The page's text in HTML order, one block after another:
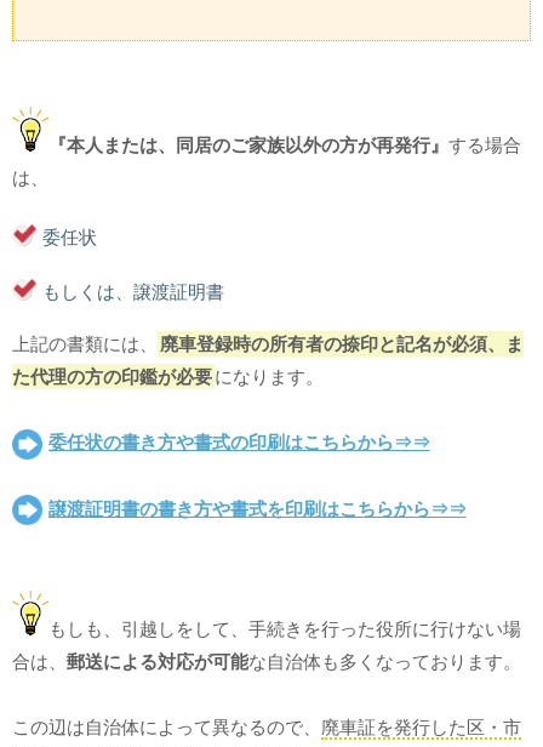
『本人または、同居のご家族以外の方が再発行』 する場合
は、
委任状
もしくは、譲渡証明書
上記の書類には、
廃車登録時の所有者の捺印と記名が必須、ま
た代理の方の印鑑が必要になります。
委任状の書き方や書式の印刷はこちらから⇒⇒
譲渡証明書の書き方や書式を印刷はこちらから⇒⇒
もしも、引越しをして、手続きを行った役所に行けない場
合は、 郵送による対応が可能な自治体も多くなっております。
この辺は自治体によって異なるので、 廃車証を発行した区・市